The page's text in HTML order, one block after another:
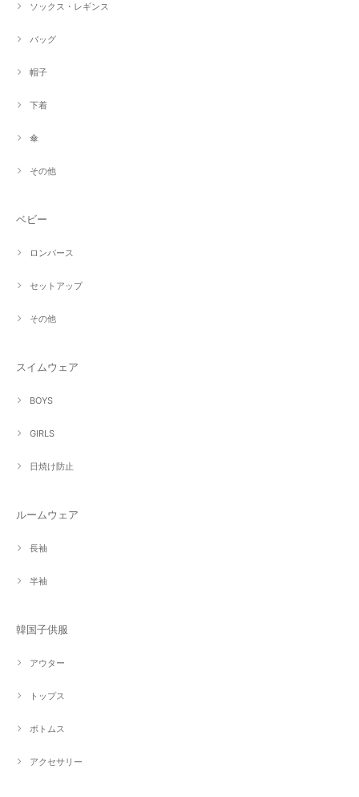
ソックス・レギンス
バッグ
帽子
下着
傘
その他
ベビー
ロンパース
セットアップ
その他
スイムウェア
BOYS
GIRLS
日焼け防止
ルームウェア
長袖
半袖
韓国子供服
アウター
トップス
ボトムス
アクセサリー